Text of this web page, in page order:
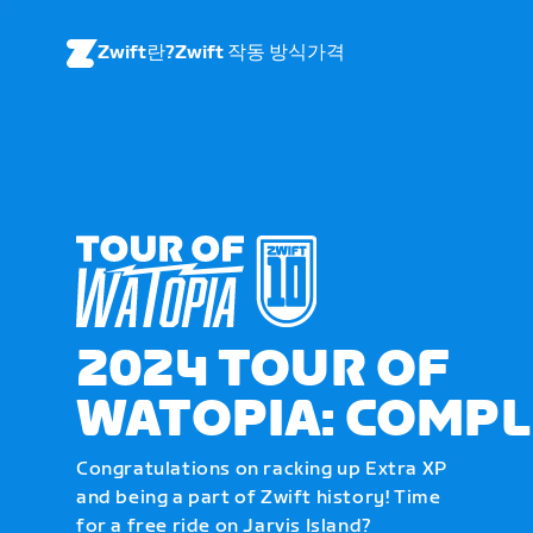
Zwift란?Zwift 작동 방식가격
2024 TOUR OF
WATOPIA:
Congratulations on racking up Extra XP
and being a part of Zwift history! Time
for a free ride on Jarvis Island?